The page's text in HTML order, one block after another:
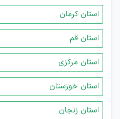
استان کرمان
استان قم
استان مرکزی
استان خوزستان
استان زنجان